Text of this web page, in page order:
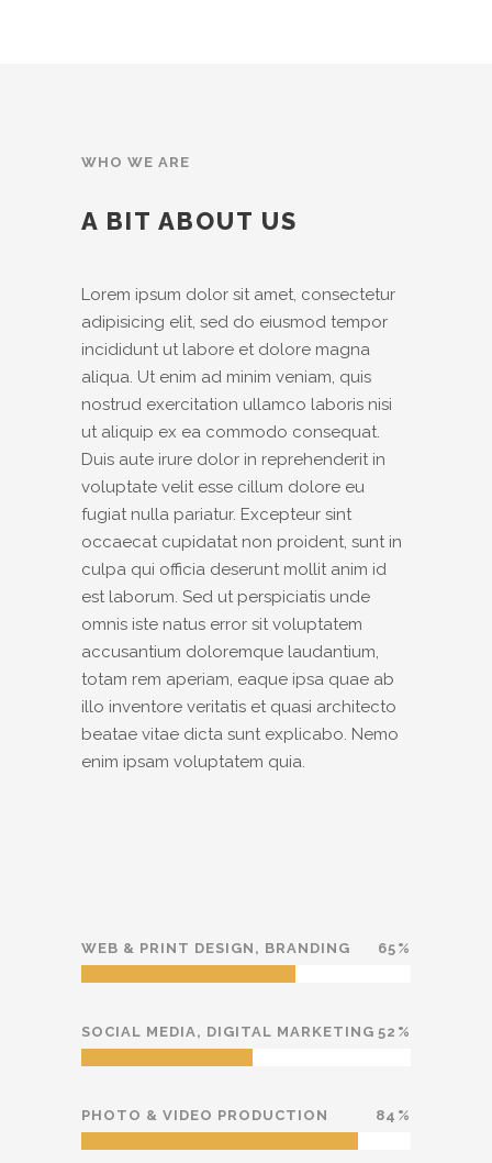
WHO WE ARE
A BIT ABOUT US
Lorem ipsum dolor sit amet, consectetur
adipisicing elit, sed do eiusmod tempor
incididunt ut labore et dolore magna
aliqua. Ut enim ad minim veniam, quis
nostrud exercitation ullamco laboris nisi
ut aliquip ex ea commodo consequat.
Duis aute irure dolor in reprehenderit in
voluptate velit esse cillum dolore eu
fugiat nulla pariatur. Excepteur sint
occaecat cupidatat non proident, sunt in
culpa qui officia deserunt mollit anim id
est laborum. Sed ut perspiciatis unde
omnis iste natus error sit voluptatem
accusantium doloremque laudantium,
totam rem aperiam, eaque ipsa quae ab
illo inventore veritatis et quasi architecto
beatae vitae dicta sunt explicabo. Nemo
enim ipsam voluptatem quia.
WEB & PRINT DESIGN, BRANDING 65
SOCIAL MEDIA, DIGITAL MARKETING 52
PHOTO & VIDEO PRODUCTION 84